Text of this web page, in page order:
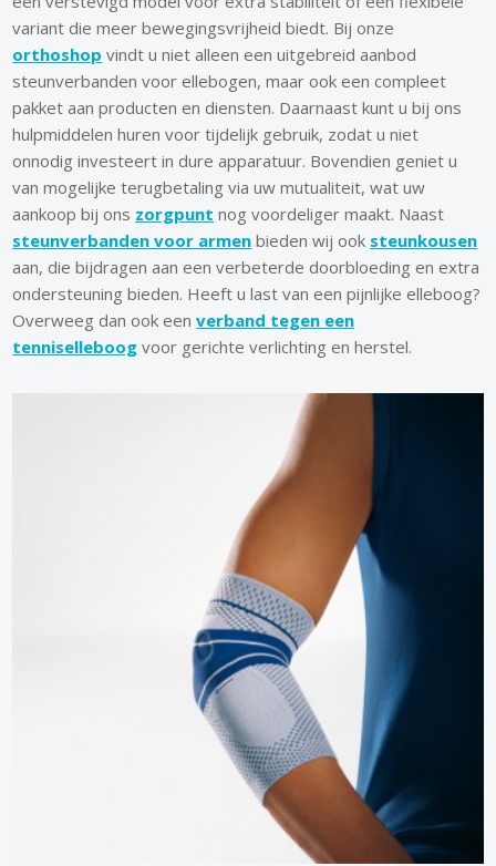
variant die meer bewegingsvrijheid biedt. Bij onze
orthoshop vindt u niet alleen een uitgebreid aanbod
steunverbanden voor ellebogen, maar ook een compleet
pakket aan producten en diensten. Daarnaast kunt u bij ons
hulpmiddelen huren voor tijdelijk gebruik, zodat u niet
onnodig investeert in dure apparatuur. Bovendien geniet u
van mogelijke terugbetaling via uw mutualiteit, wat uw
aankoop bij ons zorgpunt nog voordeliger maakt. Naast
steunverbanden voor armen bieden wij ook steunkousen
aan, die bijdragen aan een verbeterde doorbloeding en extra
ondersteuning bieden. Heeft u last van een pijnlijke elleboog?
Overweeg dan ook eenverband tegen een
tenniselleboog voor gerichte verlichting en herstel.